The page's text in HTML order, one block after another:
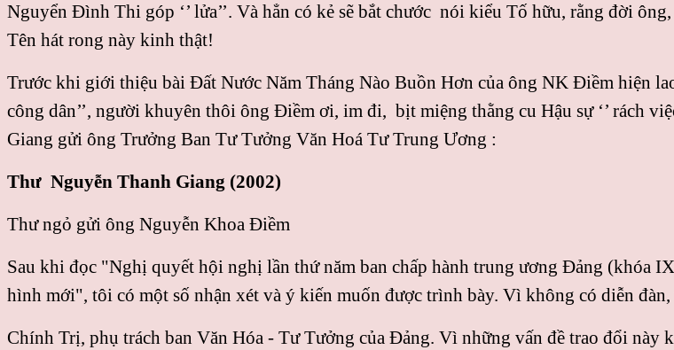
Nguyển Đình Thi góp ‘’ lửa’’. Và hẳn có kẻ sẽ bắt chước nói kiểu Tố hữu, rằng đời
Tên hát rong này kinh thật!
Trước khi giới thiệu bài Đất Nước Năm Tháng Nào Buồn Hơn của ông NK Điềm hiện
công dân’’, người khuyên thôi ông Điềm ơi, im đi, bịt miệng thằng cu Hậu sự ‘’ rách
Giang gửi ông Trưởng Ban Tư Tưởng Văn Hoá Tư Trung Ương :
Thư Nguyễn Thanh Giang (2002)
Thư ngỏ gửi ông Nguyễn Khoa Điềm
Sau khi đọc "Nghị quyết hội nghị lần thứ năm ban chấp hành trung ương Ðảng (khóa
hình mới", tôi có một số nhận xét và ý kiến muốn được trình bày. Vì không có diễn
Chính Trị, phụ trách ban Văn Hóa - Tư Tưởng của Ðảng. Vì những vấn đề trao đổi này